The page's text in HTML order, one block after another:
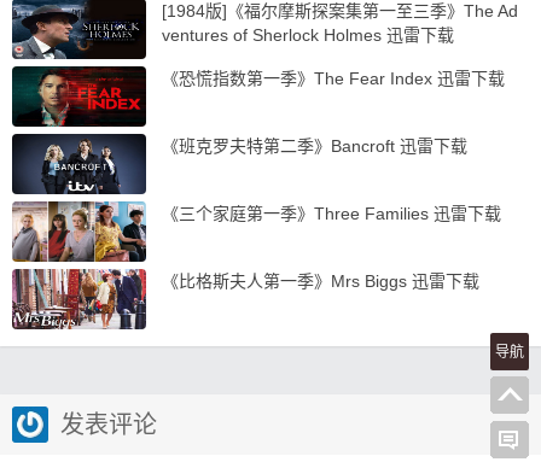
[1984版]《福尔摩斯探案集第一至三季》The Ad
ventures of Sherlock Holmes 迅雷下载
《恐慌指数第一季》The Fear Index 迅雷下载
《班克罗夫特第二季》Bancroft 迅雷下载
《三个家庭第一季》Three Families 迅雷下载
《比格斯夫人第一季》Mrs Biggs 迅雷下载
发表评论
导航